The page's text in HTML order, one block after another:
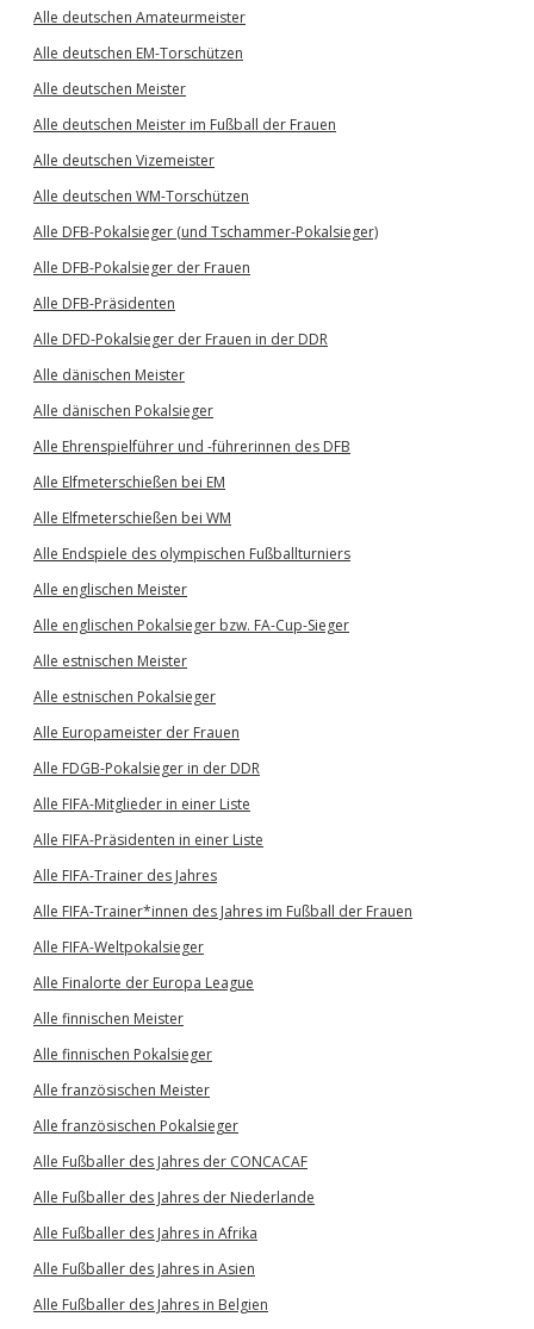
Alle deutschen Amateurmeister
Alle deutschen EM-Torschützen
Alle deutschen Meister
Alle deutschen Meister im Fußball der Frauen
Alle deutschen Vizemeister
Alle deutschen WM-Torschützen
Alle DFB-Pokalsieger (und Tschammer-Pokalsieger)
Alle DFB-Pokalsieger der Frauen
Alle DFB-Präsidenten
Alle DFD-Pokalsieger der Frauen in der DDR
Alle dänischen Meister
Alle dänischen Pokalsieger
Alle Ehrenspielführer und -führerinnen des DFB
Alle Elfmeterschießen bei EM
Alle Elfmeterschießen bei WM
Alle Endspiele des olympischen Fußballturniers
Alle englischen Meister
Alle englischen Pokalsieger bzw. FA-Cup-Sieger
Alle estnischen Meister
Alle estnischen Pokalsieger
Alle Europameister der Frauen
Alle FDGB-Pokalsieger in der DDR
Alle FIFA-Mitglieder in einer Liste
Alle FIFA-Präsidenten in einer Liste
Alle FIFA-Trainer des Jahres
Alle FIFA-Trainer*innen des Jahres im Fußball der Frauen
Alle FIFA-Weltpokalsieger
Alle Finalorte der Europa League
Alle finnischen Meister
Alle finnischen Pokalsieger
Alle französischen Meister
Alle französischen Pokalsieger
Alle Fußballer des Jahres der CONCACAF
Alle Fußballer des Jahres der Niederlande
Alle Fußballer des Jahres in Afrika
Alle Fußballer des Jahres in Asien
Alle Fußballer des Jahres in Belgien